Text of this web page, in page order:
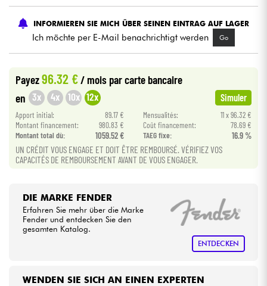
HiFi
Bundle
Sehen Sie sich unsere Marken an
INFORMIEREN SIE MICH ÜBER SEINEN EINTRAG AUF LAGER
Ich möchte per E-Mail benachrichtigt werden Go
Payez96.32 €/ mois par carte bancaire
en 3x 4x 10x 12x Simuler
Apport initial: 89.17 € Mensualités:
11 x 96.32 €
Montant financement:
980.83 € Coût financement:
78.69 €
Montant total dù:
1059.52 € TAEG fixe: 16.9 %
UN CRÉDIT VOUS ENGAGE ET DOIT ÊTRE REMBOURSÉ. VÉRIFIEZ VOS
CAPACITÉS DE REMBOURSEMENT AVANT DE VOUS ENGAGER.
DIE MARKE FENDER
Erfahren Sie mehr über die Marke
Fender und entdecken Sie den
gesamten Katalog.
ENTDECKEN
WENDEN SIE SICH AN EINEN EXPERTEN